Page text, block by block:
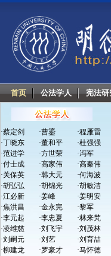
首页 公法学人 宪法研
·蔡定剑 ·曹鎏 ·程雁雷
·丁晓东 ·董和平 ·杜强强
·范进学 ·方世荣 ·冯军
·付士成 ·高家伟 ·高秦伟
·关保英 ·韩大元 ·何海波
·胡弘弘 ·胡锦光 ·胡敏洁
·江必新 ·姜峰 ·姜明安
·焦洪昌 ·金永完 ·黎军
·李元起 ·李忠夏 ·林来梵
·凌维慈 ·刘飞宇 ·刘茂林
·刘嗣元 ·刘艺 ·刘育喆
·柳建龙 ·罗豪才 ·马怀德